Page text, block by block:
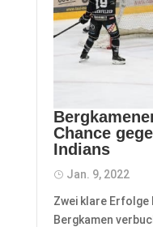
Chance
Indians
Jan. 9, 2022
​Zwei klare Erfolge
Bergkamen